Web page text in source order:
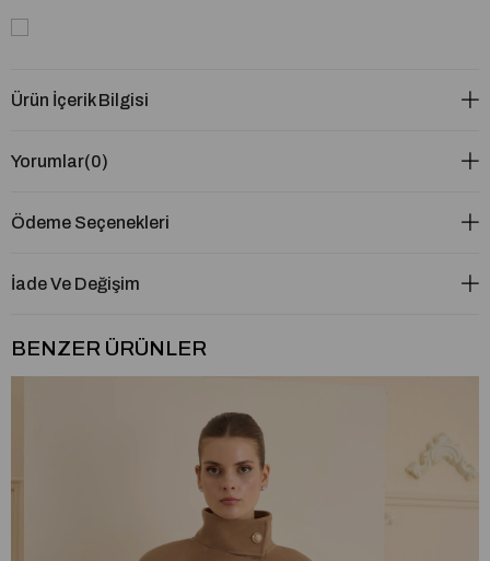
Ürün İçerik Bilgisi
Yorumlar(0)
Ödeme Seçenekleri
İade Ve Değişim
BENZER ÜRÜNLER